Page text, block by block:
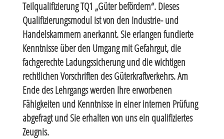
Teilqualifizierung TQ1 „Güter befördern“. Dieses
Qualifizierungsmodul ist von den Industrie- und
Handelskammern anerkannt. Sie erlangen fundierte
Kenntnisse über den Umgang mit Gefahrgut, die
fachgerechte Ladungssicherung und die wichtigen
rechtlichen Vorschriften des Güterkraftverkehrs. Am
Ende des Lehrgangs werden Ihre erworbenen
Fähigkeiten und Kenntnisse in einer internen Prüfung
abgefragt und Sie erhalten von uns ein qualifiziertes
Zeugnis.